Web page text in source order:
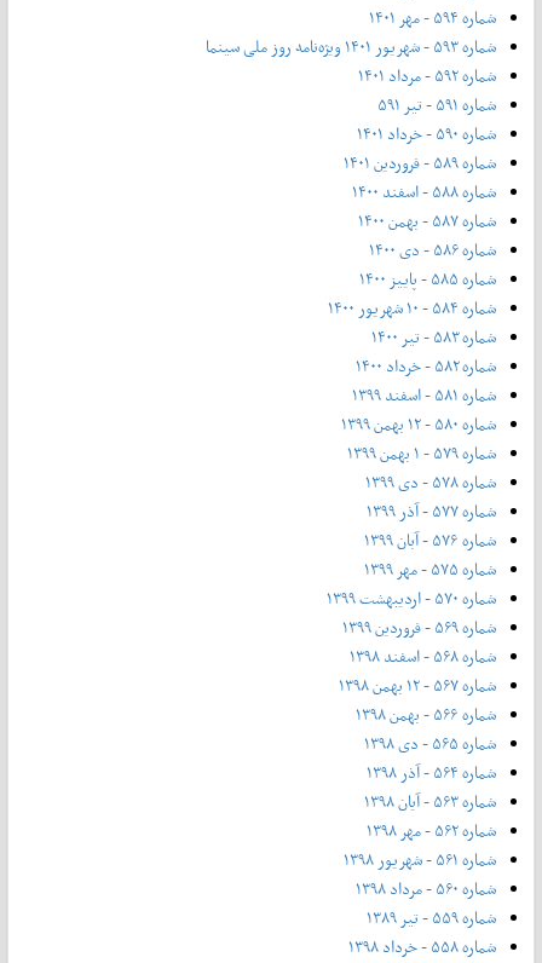
شماره ۵۹۴ - مهر ۱۴۰۱
شماره ۵۹۳ - شهریور ۱۴۰۱ ویژه‌نامه روز ملی سینما
شماره ۵۹۲ - مرداد ۱۴۰۱
شماره ۵۹۱ - تیر ۵۹۱
شماره ۵۹۰ - خرداد ۱۴۰۱
شماره ۵۸۹ - فروردین ۱۴۰۱
شماره ۵۸۸ - اسفند ۱۴۰۰
شماره ۵۸۷ - بهمن ۱۴۰۰
شماره ۵۸۶ - دی ۱۴۰۰
شماره ۵۸۵ - پاییز ۱۴۰۰
شماره ۵۸۴ - ۱۰ شهریور ۱۴۰۰
شماره ۵۸۳ - تیر ۱۴۰۰
شماره ۵۸۲ - خرداد ۱۴۰۰
شماره ۵۸۱ - اسفند ۱۳۹۹
شماره ۵۸۰ - ۱۲ بهمن ۱۳۹۹
شماره ۵۷۹ - ۱ بهمن ۱۳۹۹
شماره ۵۷۸ - دی ۱۳۹۹
شماره ۵۷۷ - آذر ۱۳۹۹
شماره ۵۷۶ - آبان ۱۳۹۹
شماره ۵۷۵ - مهر ۱۳۹۹
شماره ۵۷۰ - اردیبهشت ۱۳۹۹
شماره ۵۶۹ - فروردین ۱۳۹۹
شماره ۵۶۸ - اسفند ۱۳۹۸
شماره ۵۶۷ - ۱۲ بهمن ۱۳۹۸
شماره ۵۶۶ - بهمن ۱۳۹۸
شماره ۵۶۵ - دی ۱۳۹۸
شماره ۵۶۴ - آذر ۱۳۹۸
شماره ۵۶۳ - آیان ۱۳۹۸
شماره ۵۶۲ - مهر ۱۳۹۸
شماره ۵۶۱ - شهریور ۱۳۹۸
شماره ۵۶۰ - مرداد ۱۳۹۸
شماره ۵۵۹ - تیر ۱۳۸۹
شماره ۵۵۸ - خرداد ۱۳۹۸